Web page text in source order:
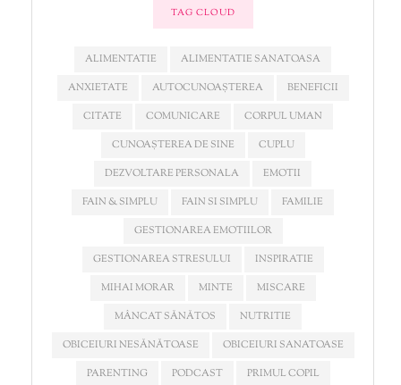
TAG CLOUD
ALIMENTATIE
ALIMENTATIE SANATOASA
ANXIETATE
AUTOCUNOAȘTEREA
BENEFICII
CITATE
COMUNICARE
CORPUL UMAN
CUNOAȘTEREA DE SINE
CUPLU
DEZVOLTARE PERSONALA
EMOTII
FAIN & SIMPLU
FAIN SI SIMPLU
FAMILIE
GESTIONAREA EMOTIILOR
GESTIONAREA STRESULUI
INSPIRATIE
MIHAI MORAR
MINTE
MISCARE
MÂNCAT SĂNĂTOS
NUTRITIE
OBICEIURI NESĂNĂTOASE
OBICEIURI SANATOASE
PARENTING
PODCAST
PRIMUL COPIL